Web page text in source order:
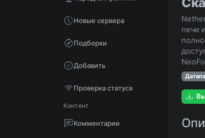
Новые сервера
Подборки
Добавить
Проверка статуса
Контент
Комментарии
печи